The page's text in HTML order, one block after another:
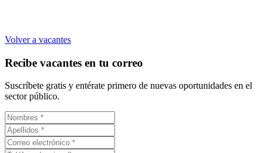
Volver a vacantes
Recibe vacantes en tu correo
Suscríbete gratis y entérate primero de nuevas oportunidades en el
sector público.